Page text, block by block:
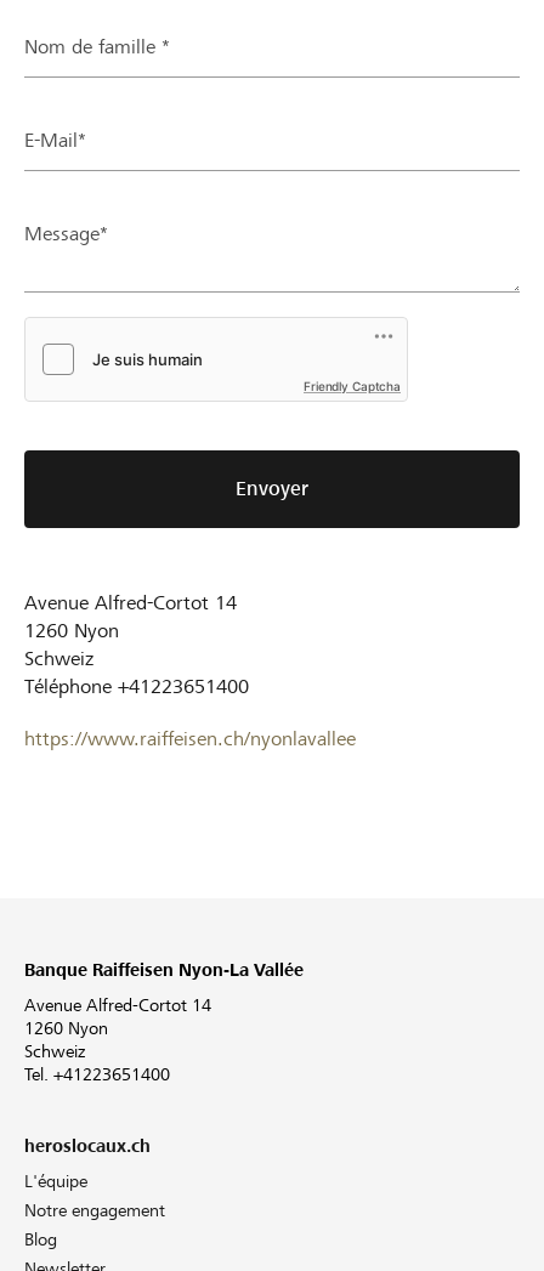
Nom de famille *
E-Mail*
Message*
Friendly Captcha
Envoyer
Avenue Alfred-Cortot 14
1260 Nyon
Schweiz
Téléphone +41223651400
https://www.raiffeisen.ch/nyonlavallee
Banque Raiffeisen Nyon-La Vallée
Avenue Alfred-Cortot 14
1260 Nyon
Schweiz
Tel. +41223651400
heroslocaux.ch
L'équipe
Notre engagement
Blog